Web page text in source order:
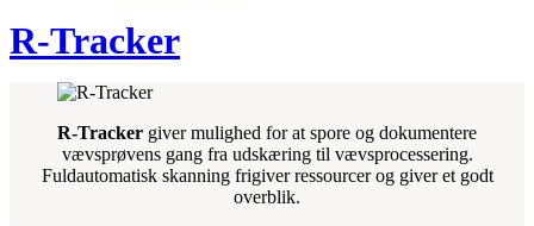
R-Tracker
R-Tracker giver mulighed for at spore og dokumentere
vævsprøvens gang fra udskæring til vævsprocessering.
Fuldautomatisk skanning frigiver ressourcer og giver et godt
overblik.